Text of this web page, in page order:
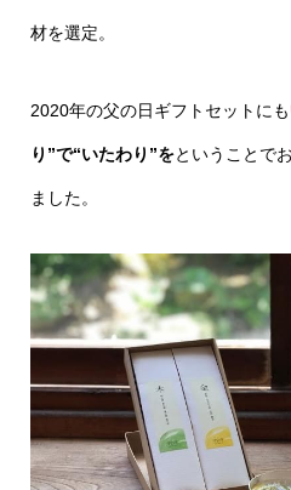
材を選定。
2020年の父の日ギフトセットにも
り”で“いたわり”をということで
ました。